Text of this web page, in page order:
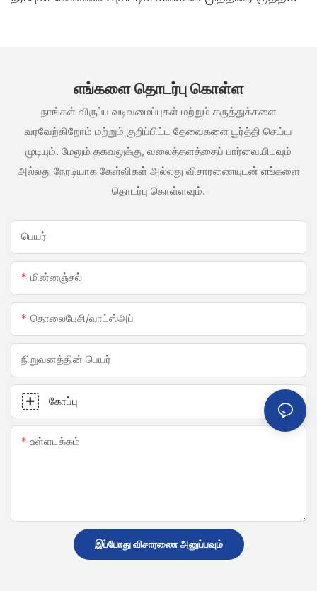
எங்களை தொடர்பு கொள்ள
நாங்கள் விருப்ப வடிவமைப்புகள் மற்றும் கருத்துக்களை
வரவேற்கிறோம் மற்றும் குறிப்பிட்ட தேவைகளை பூர்த்தி செய்ய
முடியும். மேலும் தகவலுக்கு, வலைத்தளத்தைப் பார்வையிடவும்
அல்லது நேரடியாக கேள்விகள் அல்லது விசாரணையுடன் எங்களை
தொடர்பு கொள்ளவும்.
பெயர்
மின்னஞ்சல்
தொலைபேசி/வாட்ஸ்அப்
நிறுவனத்தின் பெயர்
கோப்பு
உள்ளடக்கம்
இப்போது விசாரணை அனுப்பவும்